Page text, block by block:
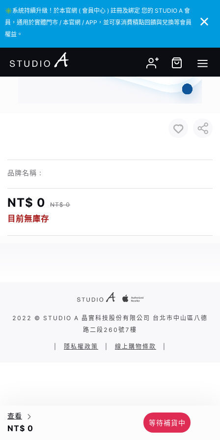
✳️系統持續升級！於本官網 ( 會員中心 ) 註冊及綁定 您的 STUDIO A 會
員，通用於實體門市 / 本官網 / APP，並可享消費積點回饋與兌換等會員
權益。
✳️系統持續升級！於本官網 ( 會員中心 ) 註冊及綁定 您的 STUDIO A 會
員，通用於實體門市 / 本官網 / APP，並可享消費積點回饋與兌換等會員
權益。
品牌名稱 :
NT$ 0 NT$ 0
目前無庫存
查看
NT$ 0
等待補貨中
2022 © STUDIO A 晶實科技股份有限公司 台北市中山區八德
路二段260號7樓
隱私權政策 線上購物條款